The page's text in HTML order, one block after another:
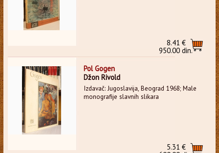
8.41 €
950.00 din.
Pol Gogen
Džon Rivold
Izdavač: Jugoslavija, Beograd 1968; Male
monografije slavnih slikara
5.31 €